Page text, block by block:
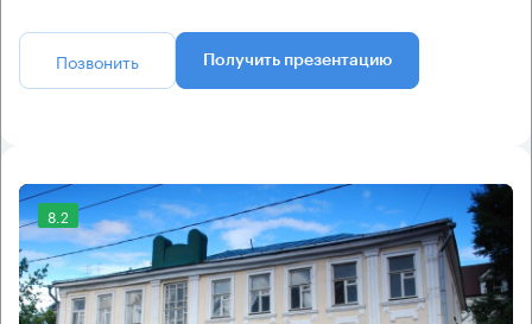
Позвонить Получить презентацию
8.2